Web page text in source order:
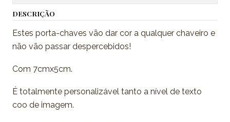
DESCRIÇÃO
Estes porta-chaves vão dar cor a qualquer chaveiro e
não vão passar despercebidos!
Com 7cmx5cm.
É totalmente personalizável tanto a nível de texto
coo de imagem.